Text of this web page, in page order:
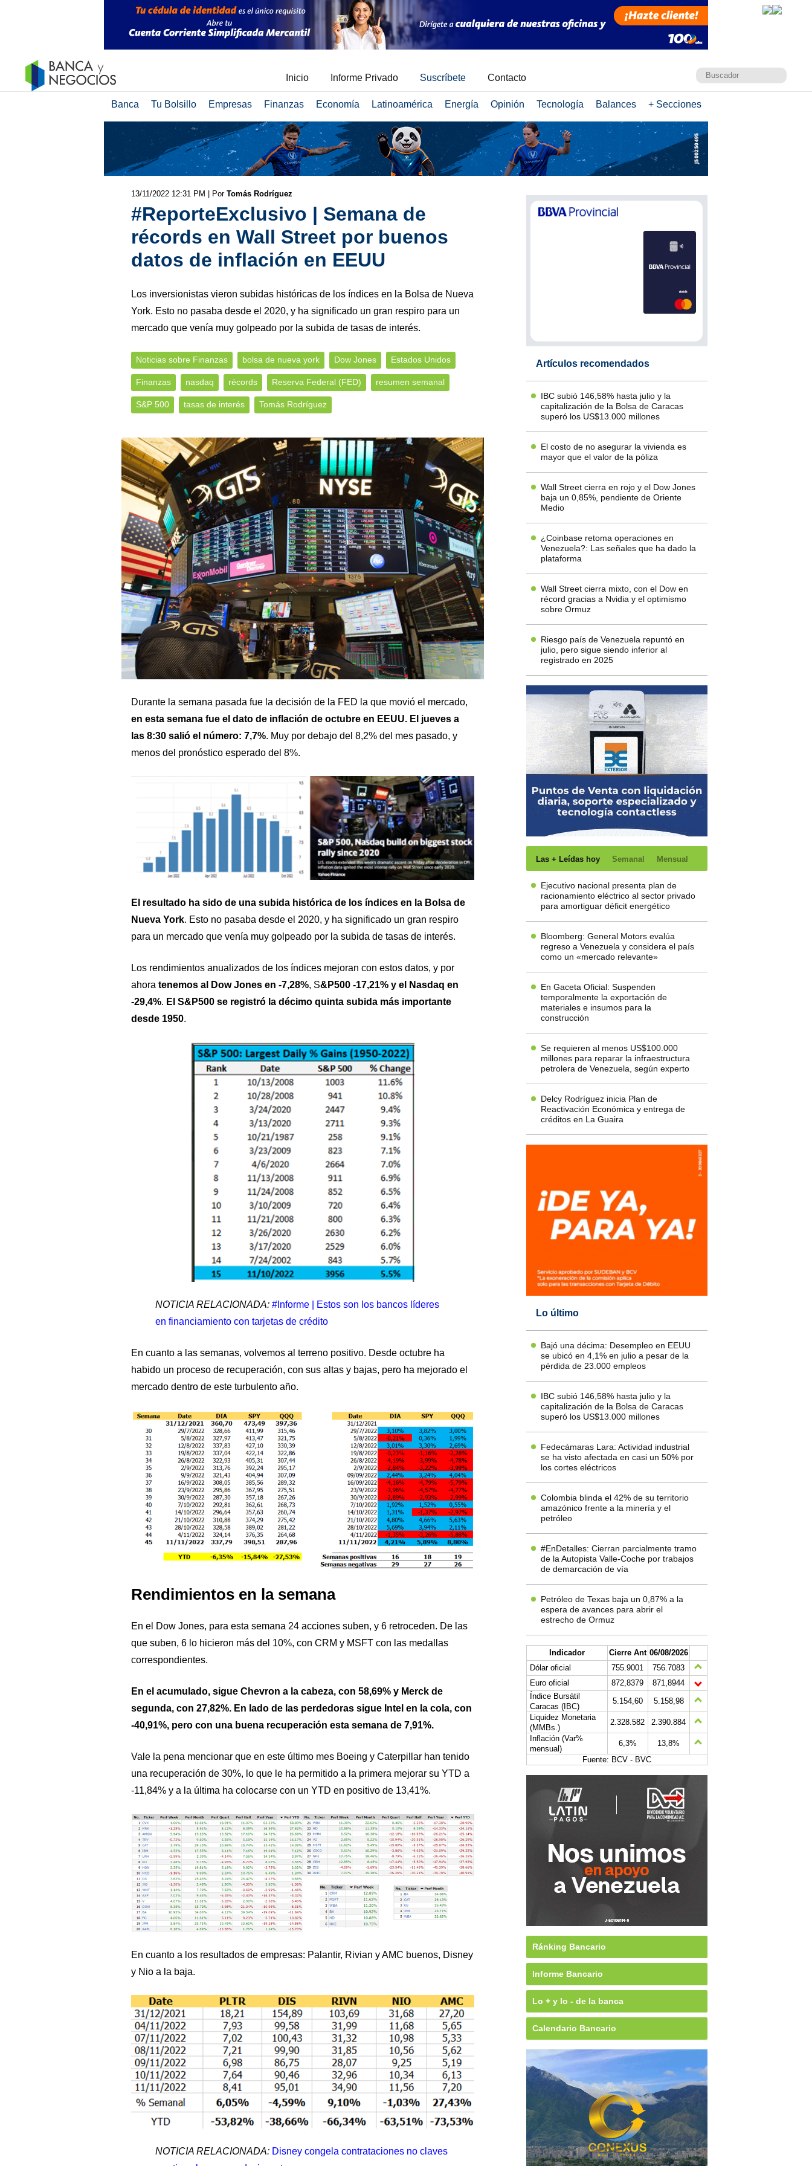
Inicio Informe Privado Suscríbete Contacto
Banca Tu Bolsillo Empresas Finanzas Economía Latinoamérica Energía Opinión Tecnología Balances + Secciones
13/11/2022 12:31 PM | Por Tomás Rodríguez
#ReporteExclusivo | Semana de
récords en Wall Street por buenos
datos de inflación en EEUU
Los inversionistas vieron subidas históricas de los índices en la Bolsa de Nueva
York. Esto no pasaba desde el 2020, y ha significado un gran respiro para un
mercado que venía muy golpeado por la subida de tasas de interés.
Noticias sobre Finanzas bolsa de nueva york Dow Jones Estados Unidos
Finanzas nasdaq récords Reserva Federal (FED) resumen semanal
S&P 500 tasas de interés Tomás Rodríguez
Durante la semana pasada fue la decisión de la FED la que movió el mercado,
en esta semana fue el dato de inflación de octubre en EEUU. El jueves a
las 8:30 salió el número: 7,7%. Muy por debajo del 8,2% del mes pasado, y
menos del pronóstico esperado del 8%.
El resultado ha sido de una subida histórica de los índices en la Bolsa de
Nueva York. Esto no pasaba desde el 2020, y ha significado un gran respiro
para un mercado que venía muy golpeado por la subida de tasas de interés.
Los rendimientos anualizados de los índices mejoran con estos datos, y por
ahora tenemos al Dow Jones en -7,28%, S&P500 -17,21% y el Nasdaq en
-29,4%. El S&P500 se registró la décimo quinta subida más importante
desde 1950.
NOTICIA RELACIONADA: #Informe | Estos son los bancos líderes
en financiamiento con tarjetas de crédito
En cuanto a las semanas, volvemos al terreno positivo. Desde octubre ha
habido un proceso de recuperación, con sus altas y bajas, pero ha mejorado el
mercado dentro de este turbulento año.
Rendimientos en la semana
En el Dow Jones, para esta semana 24 acciones suben, y 6 retroceden. De las
que suben, 6 lo hicieron más del 10%, con CRM y MSFT con las medallas
correspondientes.
En el acumulado, sigue Chevron a la cabeza, con 58,69% y Merck de
segunda, con 27,82%. En lado de las perdedoras sigue Intel en la cola, con
-40,91%, pero con una buena recuperación esta semana de 7,91%.
Vale la pena mencionar que en este último mes Boeing y Caterpillar han tenido
una recuperación de 30%, lo que le ha permitido a la primera mejorar su YTD a
-11,84% y a la última ha colocarse con un YTD en positivo de 13,41%.
En cuanto a los resultados de empresas: Palantir, Rivian y AMC buenos, Disney
y Nio a la baja.
NOTICIA RELACIONADA: Disney congela contrataciones no claves
Artículos recomendados
IBC subió 146,58% hasta julio y la
capitalización de la Bolsa de Caracas
superó los US$13.000 millones
El costo de no asegurar la vivienda es
mayor que el valor de la póliza
Wall Street cierra en rojo y el Dow Jones
baja un 0,85%, pendiente de Oriente
Medio
¿Coinbase retoma operaciones en
Venezuela?: Las señales que ha dado la
plataforma
Wall Street cierra mixto, con el Dow en
récord gracias a Nvidia y el optimismo
sobre Ormuz
Riesgo país de Venezuela repuntó en
julio, pero sigue siendo inferior al
registrado en 2025
Las + Leídas hoy Semanal Mensual
Ejecutivo nacional presenta plan de
racionamiento eléctrico al sector privado
para amortiguar déficit energético
Bloomberg: General Motors evalúa
regreso a Venezuela y considera el país
como un «mercado relevante»
En Gaceta Oficial: Suspenden
temporalmente la exportación de
materiales e insumos para la
construcción
Se requieren al menos US$100.000
millones para reparar la infraestructura
petrolera de Venezuela, según experto
Delcy Rodríguez inicia Plan de
Reactivación Económica y entrega de
créditos en La Guaira
Lo último
Bajó una décima: Desempleo en EEUU
se ubicó en 4,1% en julio a pesar de la
pérdida de 23.000 empleos
IBC subió 146,58% hasta julio y la
capitalización de la Bolsa de Caracas
superó los US$13.000 millones
Fedecámaras Lara: Actividad industrial
se ha visto afectada en casi un 50% por
los cortes eléctricos
Colombia blinda el 42% de su territorio
amazónico frente a la minería y el
petróleo
#EnDetalles: Cierran parcialmente tramo
de la Autopista Valle-Coche por trabajos
de demarcación de vía
Petróleo de Texas baja un 0,87% a la
espera de avances para abrir el
estrecho de Ormuz
Indicador Cierre Ant 06/08/2026
Dólar oficial
755.9001
756.7083
Euro oficial
872,8379
871,8944
Índice Bursátil
Caracas (IBC)
5.154,60
5.158,98
Liquidez Monetaria
(MMBs.)
2.328.582
2.390.884
Inflación (Var%
mensual)
6,3%
13,8%
Fuente: BCV - BVC
Ránking Bancario
Informe Bancario
Lo + y lo - de la banca
Calendario Bancario